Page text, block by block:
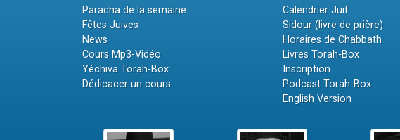
Paracha de la semaine
Fêtes Juives
News
Cours Mp3-Vidéo
Yéchiva Torah-Box
Dédicacer un cours
Calendrier Juif
Sidour (livre de prière)
Horaires de Chabbath
Livres Torah-Box
Inscription
Podcast Torah-Box
English Version